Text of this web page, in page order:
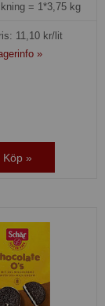
= 1*3,75 kg
11,10kr/lit
»
Köp »